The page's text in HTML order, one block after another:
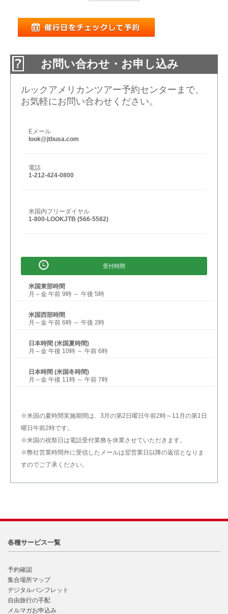
お問い合わせ・お申し込み
ルックアメリカンツアー予約センターまで、
お気軽にお問い合わせください。
Eメール
look@jtbusa.com
電話
1-212-424-0800
米国内フリーダイヤル
1-800-LOOKJTB (566-5582)
受付時間
米国東部時間
月～金 午前 9時 ～ 午後 5時
米国西部時間
月～金 午前 6時 ～ 午後 2時
日本時間 (米国夏時間)
月～金 午後 10時 ～ 午前 6時
日本時間 (米国冬時間)
月～金 午後 11時 ～ 午前 7時
※米国の夏時間実施期間は、3月の第2日曜日午前2時～11月の第1日
曜日午前2時です。
※米国の祝祭日は電話受付業務を休業させていただきます。
※弊社営業時間外に受信したメールは翌営業日以降の返信となりま
すのでご了承ください。
各種サービス一覧
予約確認
集合場所マップ
デジタルパンフレット
自由旅行の手配
メルマガお申込み